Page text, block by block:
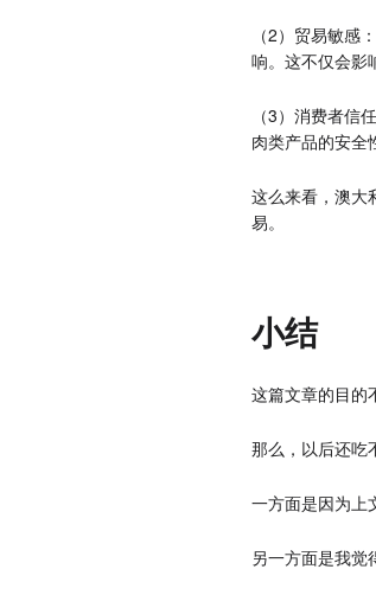
（2）贸易敏感
响。这不仅会影
（3）消费者信
肉类产品的安全
这么来看，澳大
易。
小结
这篇文章的目的
那么，以后还吃
一方面是因为上
另一方面是我觉